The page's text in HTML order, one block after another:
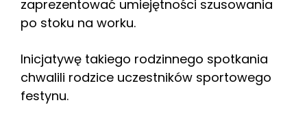
zaprezentować umiejętności szusowania
po stoku na worku.
Inicjatywę takiego rodzinnego spotkania
chwalili rodzice uczestników sportowego
festynu.